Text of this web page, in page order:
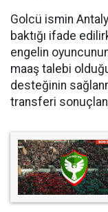
Golcü ismin
baktığı ifade
engelin
maaş talebi
desteğinin
transferi